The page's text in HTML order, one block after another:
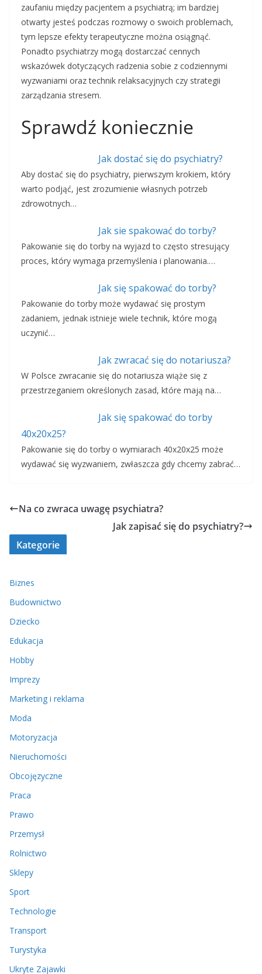
zaufaniu między pacjentem a psychiatrą; im bardziej
otwarty jesteś podczas rozmowy o swoich problemach,
tym lepsze efekty terapeutyczne można osiągnąć.
Ponadto psychiatrzy mogą dostarczać cennych
wskazówek dotyczących radzenia sobie z codziennymi
wyzwaniami oraz technik relaksacyjnych czy strategii
zarządzania stresem.
Sprawdź koniecznie
Jak dostać się do psychiatry?
Aby dostać się do psychiatry, pierwszym krokiem, który
warto podjąć, jest zrozumienie własnych potrzeb
zdrowotnych…
Jak sie spakować do torby?
Pakowanie się do torby na wyjazd to często stresujący
proces, który wymaga przemyślenia i planowania.…
Jak się spakować do torby?
Pakowanie do torby może wydawać się prostym
zadaniem, jednak istnieje wiele technik, które mogą
uczynić…
Jak zwracać się do notariusza?
W Polsce zwracanie się do notariusza wiąże się z
przestrzeganiem określonych zasad, które mają na…
Jak się spakować do torby
40x20x25?
Pakowanie się do torby o wymiarach 40x20x25 może
wydawać się wyzwaniem, zwłaszcza gdy chcemy zabrać…
Na co zwraca uwagę psychiatra?
Jak zapisać się do psychiatry?
Kategorie
Biznes
Budownictwo
Dziecko
Edukacja
Hobby
Imprezy
Marketing i reklama
Moda
Motoryzacja
Nieruchomości
Obcojęzyczne
Praca
Prawo
Przemysł
Rolnictwo
Sklepy
Sport
Technologie
Transport
Turystyka
Ukryte Zajawki